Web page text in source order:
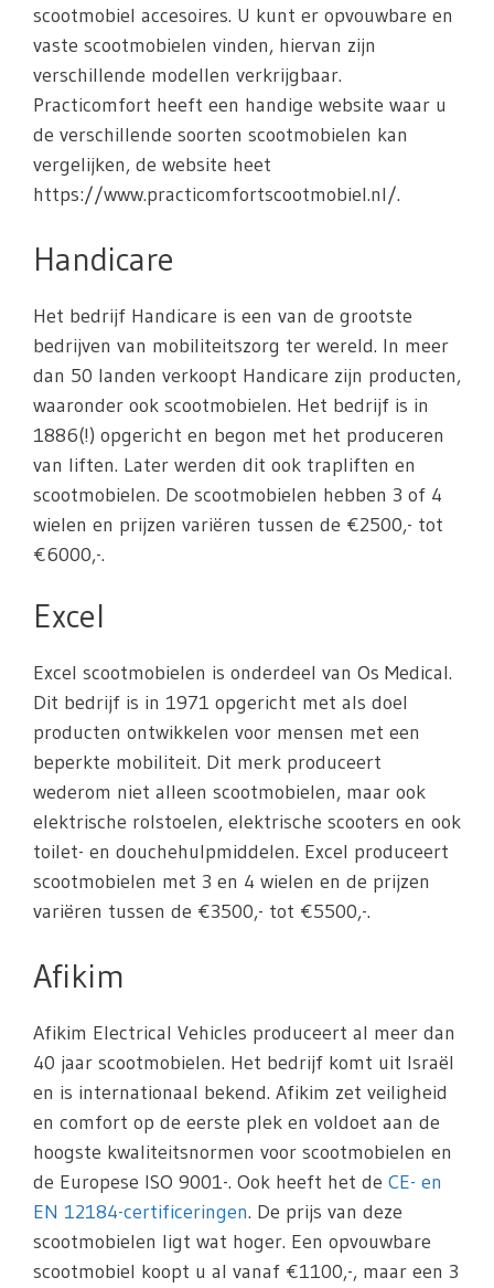
scootmobiel accesoires. U kunt er opvouwbare en
vaste scootmobielen vinden, hiervan zijn
verschillende modellen verkrijgbaar.
Practicomfort heeft een handige website waar u
de verschillende soorten scootmobielen kan
vergelijken, de website heet
https://www.practicomfortscootmobiel.nl/.
Handicare
Het bedrijf Handicare is een van de grootste
bedrijven van mobiliteitszorg ter wereld. In meer
dan 50 landen verkoopt Handicare zijn producten,
waaronder ook scootmobielen. Het bedrijf is in
1886(!) opgericht en begon met het produceren
van liften. Later werden dit ook trapliften en
scootmobielen. De scootmobielen hebben 3 of 4
wielen en prijzen variëren tussen de €2500,- tot
€6000,-.
Excel
Excel scootmobielen is onderdeel van Os Medical.
Dit bedrijf is in 1971 opgericht met als doel
producten ontwikkelen voor mensen met een
beperkte mobiliteit. Dit merk produceert
wederom niet alleen scootmobielen, maar ook
elektrische rolstoelen, elektrische scooters en ook
toilet- en douchehulpmiddelen. Excel produceert
scootmobielen met 3 en 4 wielen en de prijzen
variëren tussen de €3500,- tot €5500,-.
Afikim
Afikim Electrical Vehicles produceert al meer dan
40 jaar scootmobielen. Het bedrijf komt uit Israël
en is internationaal bekend. Afikim zet veiligheid
en comfort op de eerste plek en voldoet aan de
hoogste kwaliteitsnormen voor scootmobielen en
de Europese ISO 9001-. Ook heeft het de CE- en
EN 12184-certificeringen. De prijs van deze
scootmobielen ligt wat hoger. Een opvouwbare
scootmobiel koopt u al vanaf €1100,-, maar een 3